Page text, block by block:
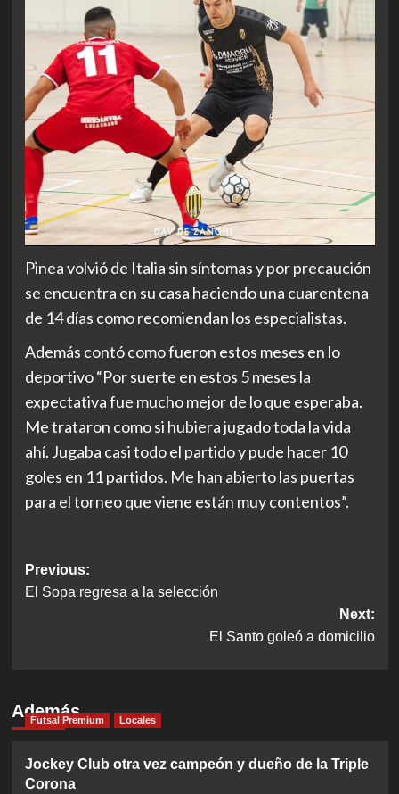
Pinea volvió de Italia sin síntomas y por precaución
se encuentra en su casa haciendo una cuarentena
de 14 días como recomiendan los especialistas.
Además contó como fueron estos meses en lo
deportivo “Por suerte en estos 5 meses la
expectativa fue mucho mejor de lo que esperaba.
Me trataron como si hubiera jugado toda la vida
ahí. Jugaba casi todo el partido y pude hacer 10
goles en 11 partidos. Me han abierto las puertas
para el torneo que viene están muy contentos”.
Post
navigation
Previous:
El Sopa regresa a la selección
Next:
El Santo goleó a domicilio
Además
Futsal Premium Locales
Jockey Club otra vez campeón y dueño de la Triple
Corona